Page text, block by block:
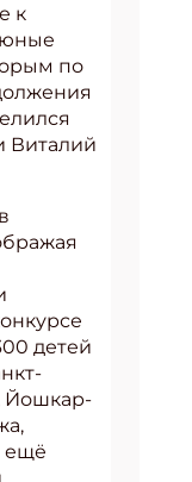
к
юные
по
Виталий
детей
Йошкар-
ещё